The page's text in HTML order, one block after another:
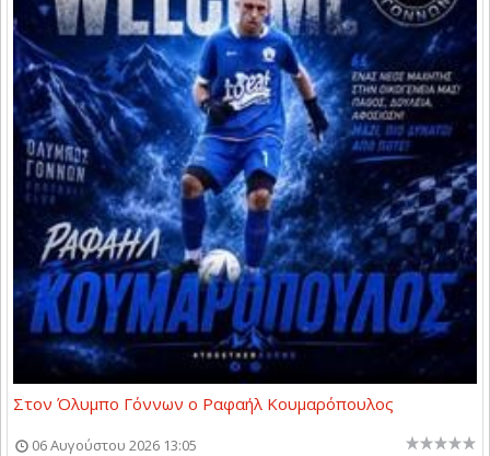
Στον Όλυμπο Γόννων ο Ραφαήλ Κουμαρόπουλος
06 Αυγούστου 2026 13:05